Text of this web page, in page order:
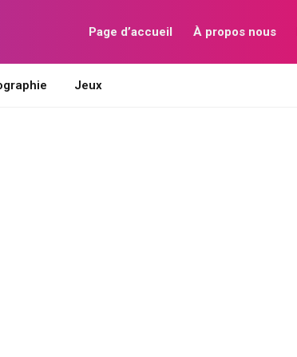
Page d’accueil À propos nous
Jeux